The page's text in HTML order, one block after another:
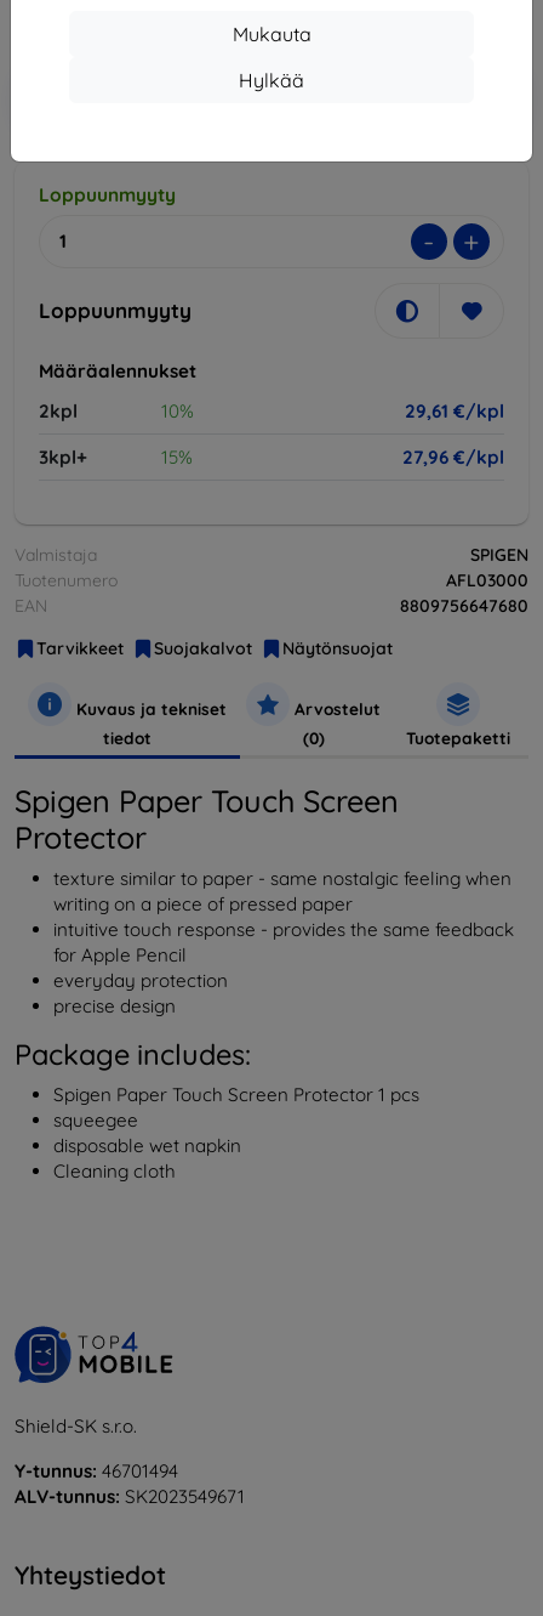
Mukauta
Hylkää
Alennus kupongilla
Loppuunmyyty
- +
Loppuunmyyty
Määräalennukset
2kpl
10%
29,61 €/kpl
3kpl+
15% 27,96 €/kpl
Valmistaja
SPIGEN
Tuotenumero
AFL03000
EAN
8809756647680
Tarvikkeet
Suojakalvot Näytönsuojat
Kuvaus ja tekniset
tiedot
Arvostelut
(0)
Tuotepaketti
Spigen Paper Touch Screen
Protector
texture similar to paper - same nostalgic feeling when
writing on a piece of pressed paper
intuitive touch response - provides the same feedback
for Apple Pencil
everyday protection
precise design
Package includes:
Spigen Paper Touch Screen Protector 1 pcs
squeegee
disposable wet napkin
Cleaning cloth
Shield-SK s.r.o.
Y-tunnus: 46701494
ALV-tunnus: SK2023549671
Yhteystiedot